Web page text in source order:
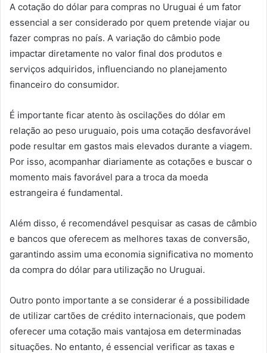
A cotação do dólar para compras no Uruguai é um fator
essencial a ser considerado por quem pretende viajar ou
fazer compras no país. A variação do câmbio pode
impactar diretamente no valor final dos produtos e
serviços adquiridos, influenciando no planejamento
financeiro do consumidor.
É importante ficar atento às oscilações do dólar em
relação ao peso uruguaio, pois uma cotação desfavorável
pode resultar em gastos mais elevados durante a viagem.
Por isso, acompanhar diariamente as cotações e buscar o
momento mais favorável para a troca da moeda
estrangeira é fundamental.
Além disso, é recomendável pesquisar as casas de câmbio
e bancos que oferecem as melhores taxas de conversão,
garantindo assim uma economia significativa no momento
da compra do dólar para utilização no Uruguai.
Outro ponto importante a se considerar é a possibilidade
de utilizar cartões de crédito internacionais, que podem
oferecer uma cotação mais vantajosa em determinadas
situações. No entanto, é essencial verificar as taxas e